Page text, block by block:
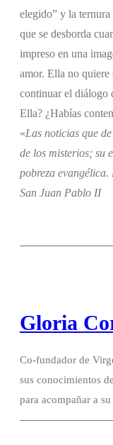
elegido” y la
que se desborda
impreso en una
amor. Ella no
continuar el diálogo
Ella? ¿Habías
«Las noticias que
de los misterios; su
pobreza
San Juan Pablo II
Gloria
Co-fundador de
sus conocimientos
para acompañar a